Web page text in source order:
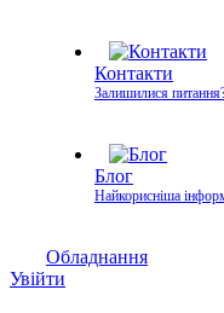
Контакти
Залишилися
Блог
Найкорисніша
Обладнання
Увійти